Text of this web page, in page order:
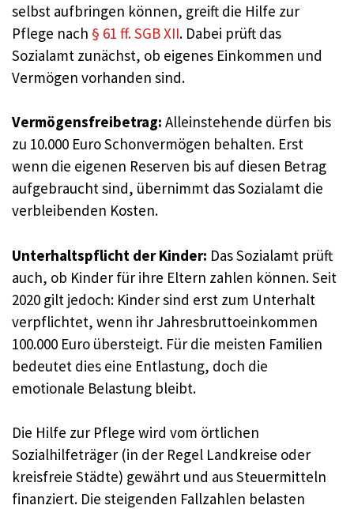
selbst aufbringen können, greift die Hilfe zur
Pflege nach § 61 ff. SGB XII. Dabei prüft das
Sozialamt zunächst, ob eigenes Einkommen und
Vermögen vorhanden sind.
Vermögensfreibetrag: Alleinstehende dürfen bis
zu 10.000 Euro Schonvermögen behalten. Erst
wenn die eigenen Reserven bis auf diesen Betrag
aufgebraucht sind, übernimmt das Sozialamt die
verbleibenden Kosten.
Unterhaltspflicht der Kinder: Das Sozialamt prüft
auch, ob Kinder für ihre Eltern zahlen können. Seit
2020 gilt jedoch: Kinder sind erst zum Unterhalt
verpflichtet, wenn ihr Jahresbruttoeinkommen
100.000 Euro übersteigt. Für die meisten Familien
bedeutet dies eine Entlastung, doch die
emotionale Belastung bleibt.
Die Hilfe zur Pflege wird vom örtlichen
Sozialhilfeträger (in der Regel Landkreise oder
kreisfreie Städte) gewährt und aus Steuermitteln
finanziert. Die steigenden Fallzahlen belasten